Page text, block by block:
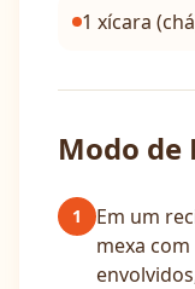
1 xícara
Modo de
1
Em um
mexa